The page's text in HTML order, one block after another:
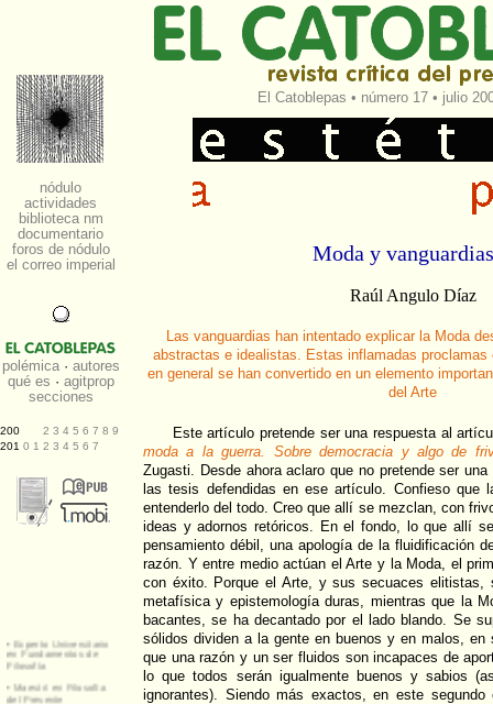
El Catoblepas • número 17• julio
Moda y
Raúl Angulo Díaz
Las vanguardias han intentado explicar la Moda
abstractas e idealistas. Estas inflamadas proclamas
en general se han convertido en un elemento
del Arte
Este artículo pretende ser una respuesta al
moda a la guerra. Sobre democracia y algo de
Zugasti. Desde ahora aclaro que no pretende ser
las tesis defendidas en ese artículo. Confieso que
entenderlo del todo. Creo que allí se mezclan, con
ideas y adornos retóricos. En el fondo, lo que allí
pensamiento débil, una apología de la fluidificación
razón. Y entre medio actúan el Arte y la Moda, el
con éxito. Porque el Arte, y sus secuaces elitistas,
metafísica y epistemología duras, mientras que la
bacantes, se ha decantado por el lado blando. Se
sólidos dividen a la gente en buenos y en malos, en
que una razón y un ser fluidos son incapaces de
lo que todos serán igualmente buenos y sabios
ignorantes). Siendo más exactos, en este